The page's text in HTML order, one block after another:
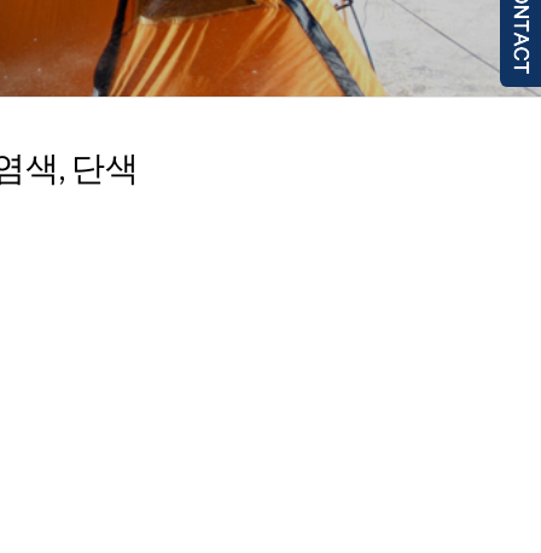
색, 단색